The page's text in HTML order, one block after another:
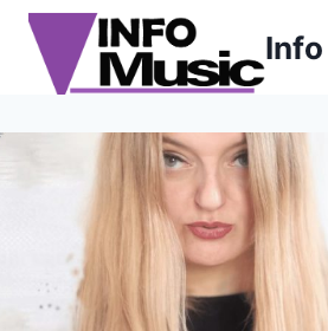
Aller
contenu